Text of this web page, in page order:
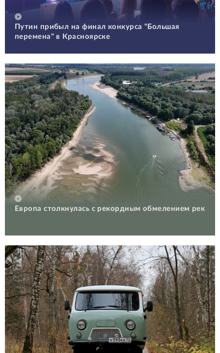
Путин прибыл на финал конкурса "Большая
перемена" в Красноярске
Европа столкнулась с рекордным обмелением рек